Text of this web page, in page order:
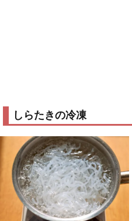
しらたきの冷凍